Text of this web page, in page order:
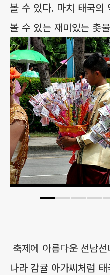
볼 수 있다. 마치 태국의
볼 수 있는 재미있는 촛
축제에 아름다운 선남
나라 감귤 아가씨처럼